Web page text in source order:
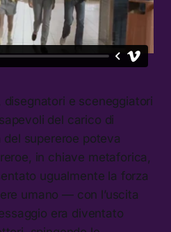
disegnatori e sceneggiatori
del carico di
supereroe poteva
in chiave metaforica,
ugualmente la forza
umano — con l’uscita
era diventato